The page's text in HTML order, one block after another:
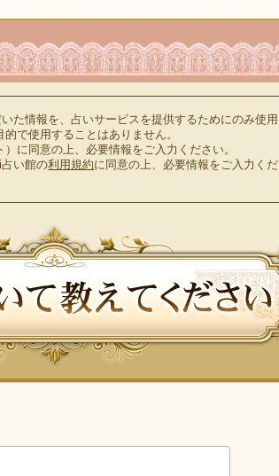
た情報を、占いサービスを提供するためにのみ使用
で使用することはありません。
）に同意の上、必要情報をご入力ください。
い館の利用規約に同意の上、必要情報をご入力くだ